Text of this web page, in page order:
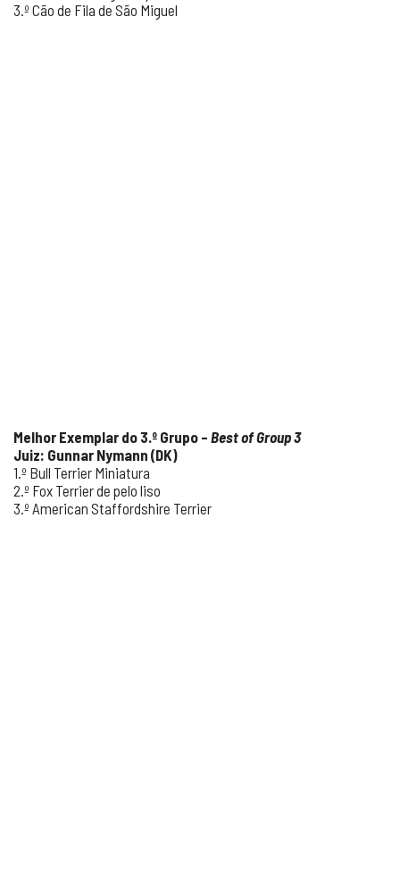
3.º Cão de Fila de São Miguel
Melhor Exemplar do 3.º Grupo – Best of Group 3
Juiz: Gunnar Nymann (DK)
1.º Bull Terrier Miniatura
2.º Fox Terrier de pelo liso
3.º American Staffordshire Terrier